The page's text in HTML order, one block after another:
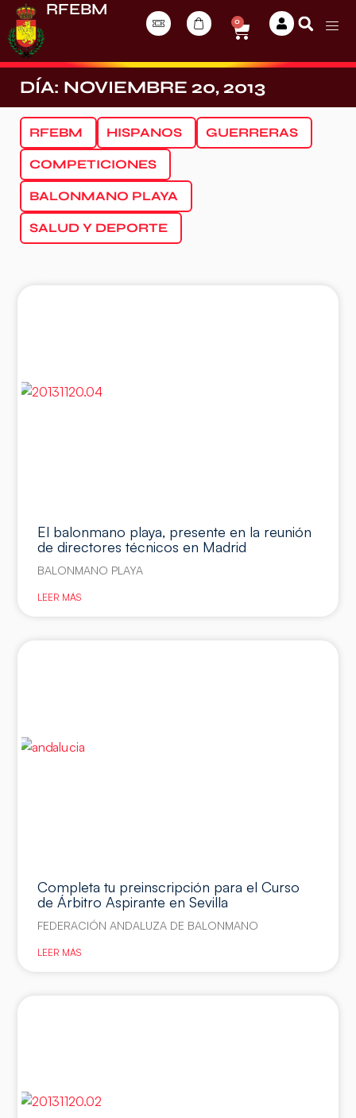
RFEBM
0
DÍA: NOVIEMBRE 20, 2013
RFEBM HISPANOS GUERRERAS
COMPETICIONES
BALONMANO PLAYA
SALUD Y DEPORTE
El balonmano playa, presente en la reunión
de directores técnicos en Madrid
BALONMANO PLAYA
LEER MÁS
Completa tu preinscripción para el Curso
de Árbitro Aspirante en Sevilla
FEDERACIÓN ANDALUZA DE BALONMANO
LEER MÁS